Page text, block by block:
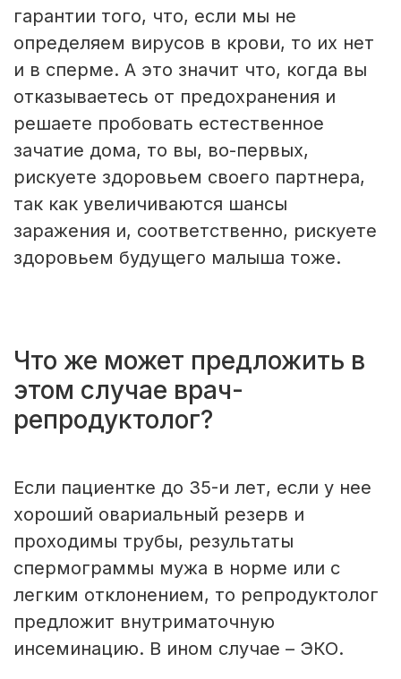
гарантии того, что, если мы не
определяем вирусов в крови, то их нет
и в сперме. А это значит что, когда вы
отказываетесь от предохранения и
решаете пробовать естественное
зачатие дома, то вы, во-первых,
рискуете здоровьем своего партнера,
так как увеличиваются шансы
заражения и, соответственно, рискуете
здоровьем будущего малыша тоже.
Что же может предложить в
этом случае врач-
репродуктолог?
Если пациентке до 35-и лет, если у нее
хороший овариальный резерв и
проходимы трубы, результаты
спермограммы мужа в норме или с
легким отклонением, то репродуктолог
предложит внутриматочную
инсеминацию. В ином случае – ЭКО.